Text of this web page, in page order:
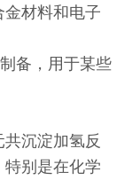
材料和电子
备，用于某些
沉淀加氢反
别是在化学